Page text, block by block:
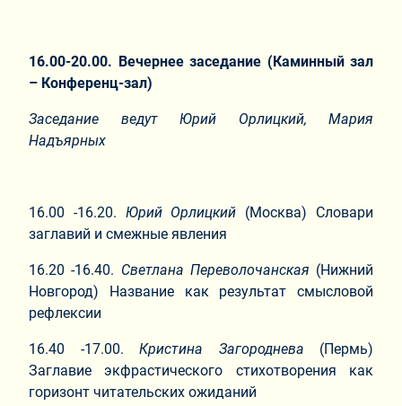
16.00-20.00. Вечернее заседание (Каминный зал
– Конференц-зал)
Заседание ведут Юрий Орлицкий, Мария
Надъярных
16.00 -16.20. Юрий Орлицкий (Москва) Словари
заглавий и смежные явления
16.20 -16.40. Светлана Переволочанская (Нижний
Новгород) Название как результат смысловой
рефлексии
16.40 -17.00. Кристина Загороднева (Пермь)
Заглавие экфрастического стихотворения как
горизонт читательских ожиданий